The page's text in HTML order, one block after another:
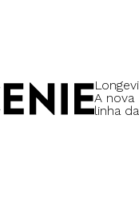
A nova
linha